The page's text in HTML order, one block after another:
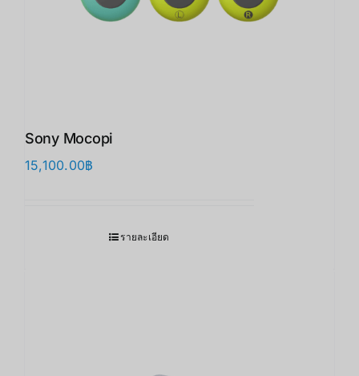
Sony Mocopi
15,100.00฿
รายละเอียด